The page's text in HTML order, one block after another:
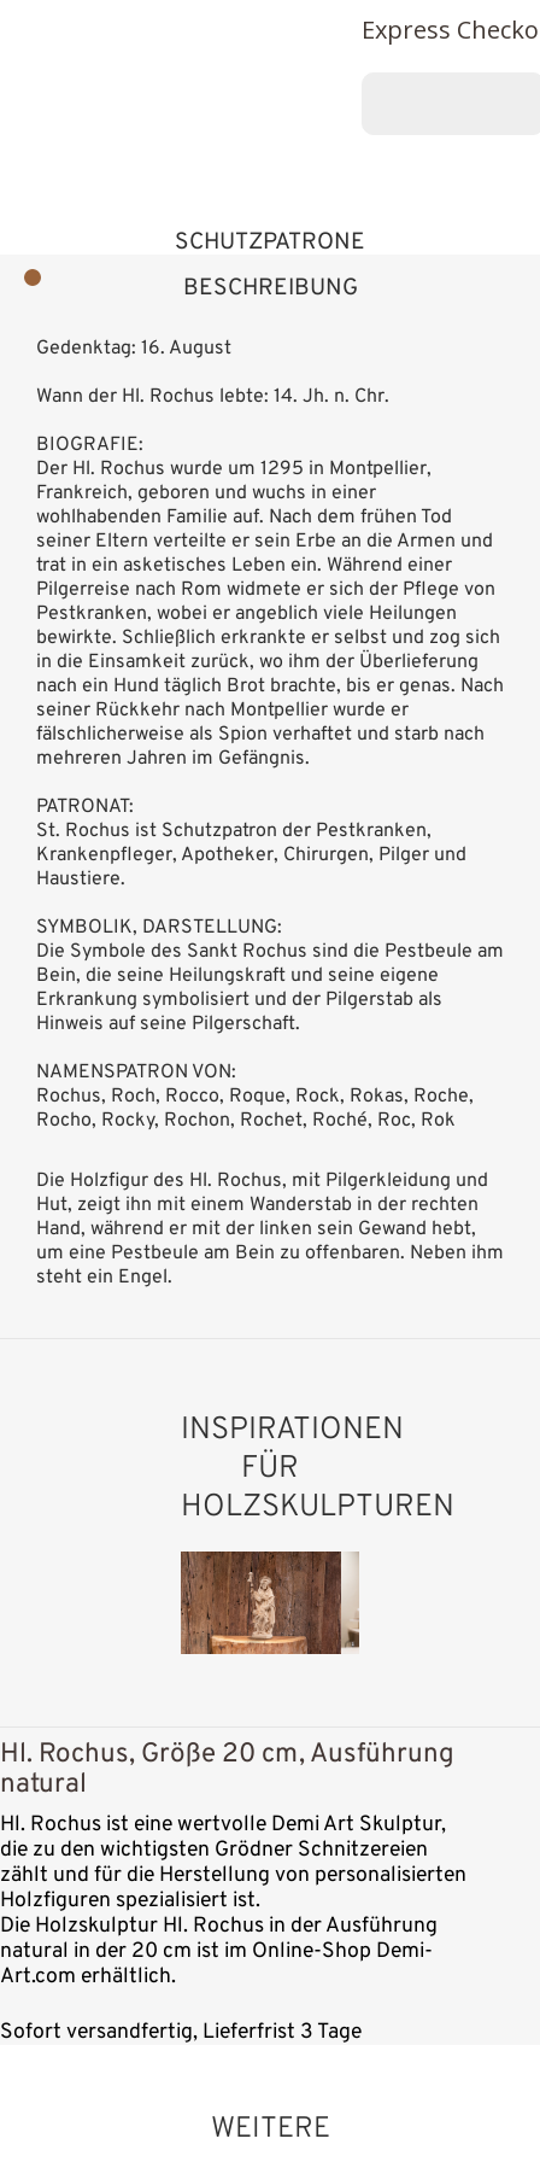
Express
BESCHREIBUNG
SCHUTZPATRONE
Gedenktag: 16. August
Wann der Hl. Rochus lebte: 14. Jh. n. Chr.
BIOGRAFIE:
Der Hl. Rochus wurde um 1295 in Montpellier,
Frankreich, geboren und wuchs in einer
wohlhabenden Familie auf. Nach dem frühen Tod
seiner Eltern verteilte er sein Erbe an die Armen und
trat in ein asketisches Leben ein. Während einer
Pilgerreise nach Rom widmete er sich der Pflege von
Pestkranken, wobei er angeblich viele Heilungen
bewirkte. Schließlich erkrankte er selbst und zog sich
in die Einsamkeit zurück, wo ihm der Überlieferung
nach ein Hund täglich Brot brachte, bis er genas. Nach
seiner Rückkehr nach Montpellier wurde er
fälschlicherweise als Spion verhaftet und starb nach
mehreren Jahren im Gefängnis.
PATRONAT:
St. Rochus ist Schutzpatron der Pestkranken,
Krankenpfleger, Apotheker, Chirurgen, Pilger und
Haustiere.
SYMBOLIK, DARSTELLUNG:
Die Symbole des Sankt Rochus sind die Pestbeule am
Bein, die seine Heilungskraft und seine eigene
Erkrankung symbolisiert und der Pilgerstab als
Hinweis auf seine Pilgerschaft.
NAMENSPATRON VON:
Rochus, Roch, Rocco, Roque, Rock, Rokas, Roche,
Rocho, Rocky, Rochon, Rochet, Roché, Roc, Rok
Die Holzfigur des Hl. Rochus, mit Pilgerkleidung und
Hut, zeigt ihn mit einem Wanderstab in der rechten
Hand, während er mit der linken sein Gewand hebt,
um eine Pestbeule am Bein zu offenbaren. Neben ihm
steht ein Engel.
INSPIRATIONEN
FÜR
HOLZSKULPTUREN
Hl. Rochus, Größe 20 cm, Ausführung
natural
Hl. Rochus ist eine wertvolle Demi Art Skulptur,
die zu den wichtigsten Grödner Schnitzereien
zählt und für die Herstellung von personalisierten
Holzfiguren spezialisiert ist.
Die Holzskulptur Hl. Rochus in der Ausführung
natural in der 20 cm ist im Online-Shop Demi-
Art.com erhältlich.
Sofort versandfertig, Lieferfrist 3 Tage
WEITERE